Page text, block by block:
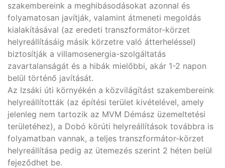
szakembereink a meghibásodásokat azonnal és
folyamatosan javítják, valamint átmeneti megoldás
kialakításával (az eredeti transzformátor-körzet
helyreállításáig másik körzetre való átterheléssel)
biztosítják a villamosenergia-szolgáltatás
zavartalanságát és a hibák mielőbbi, akár 1-2 napon
belül történő javítását.
Az Izsáki úti környékén a közvilágítást szakembereink
helyreállították (az építési terület kivételével, amely
jelenleg nem tartozik az MVM Démász üzemeltetési
területéhez), a Dobó körúti helyreállítások továbbra is
folyamatban vannak, a teljes transzformátor-körzet
helyreállítása pedig az ütemezés szerint 2 héten belül
fejeződhet be.